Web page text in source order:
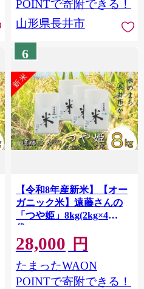
POINTで寄附できる！
山形県長井市
6
【令和8年産新米】【オー
ガニック米】遠藤さんの
「つや姫」8kg(2kg×4
袋)_A133(R8)
28,000 円
たまったWAON
POINTで寄附できる！